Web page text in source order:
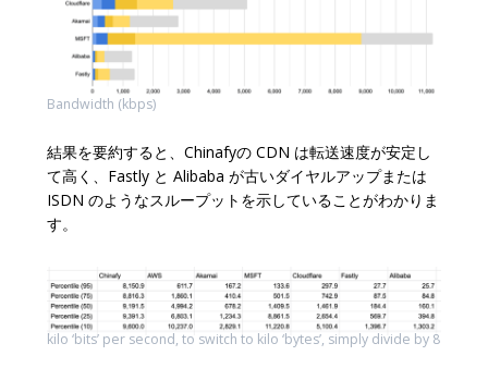
Bandwidth (kbps)
結果を要約すると、Chinafyの CDN は転送速度が安定し
て高く、Fastly と Alibaba が古いダイヤルアップまたは
ISDN のようなスループットを示していることがわかりま
す。
kilo ‘bits’ per second, to switch to kilo ‘bytes’, simply divide by 8